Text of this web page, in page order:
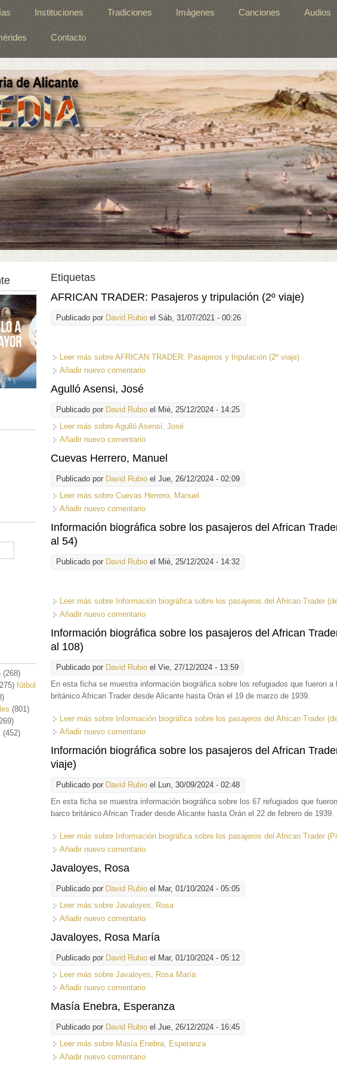
Instituciones Tradiciones Imágenes Canciones Audios
Contacto
Etiquetas
AFRICAN TRADER: Pasajeros y tripulación (2º viaje)
Publicado por David Rubio el Sáb, 31/07/2021 - 00:26
Leer más sobre AFRICAN TRADER: Pasajeros y tripulación (2º viaje)
Añadir nuevo comentario
Agulló Asensi, José
Publicado por David Rubio el Mié, 25/12/2024 - 14:25
Leer más sobre Agulló Asensi, José
Añadir nuevo comentario
Cuevas Herrero, Manuel
Publicado por David Rubio el Jue, 26/12/2024 - 02:09
Leer más sobre Cuevas Herrero, Manuel
Añadir nuevo comentario
Información biográfica sobre los pasajeros del African
al 54)
Publicado por David Rubio el Mié, 25/12/2024 - 14:32
Leer más sobre Información biográfica sobre los pasajeros del African Trader
Añadir nuevo comentario
Información biográfica sobre los pasajeros del African
al 108)
Publicado por David Rubio el Vie, 27/12/2024 - 13:59
En esta ficha se muestra información biográfica sobre los refugiados que fueron a
británico African Trader desde Alicante hasta Orán el 19 de marzo de 1939.
Leer más sobre Información biográfica sobre los pasajeros del African Trader
Añadir nuevo comentario
Información biográfica sobre los pasajeros del African
viaje)
Publicado por David Rubio el Lun, 30/09/2024 - 02:48
En esta ficha se muestra información biográfica sobre los 67 refugiados que
barco británico African Trader desde Alicante hasta Orán el 22 de febrero de 1939.
Leer más sobre Información biográfica sobre los pasajeros del African Trader
Añadir nuevo comentario
Javaloyes, Rosa
Publicado por David Rubio el Mar, 01/10/2024 - 05:05
Leer más sobre Javaloyes, Rosa
Añadir nuevo comentario
Javaloyes, Rosa María
Publicado por David Rubio el Mar, 01/10/2024 - 05:12
Leer más sobre Javaloyes, Rosa María
Añadir nuevo comentario
Masía Enebra, Esperanza
Publicado por David Rubio el Jue, 26/12/2024 - 16:45
Leer más sobre Masía Enebra, Esperanza
Añadir nuevo comentario
(268)
fútbol
(801)
(452)